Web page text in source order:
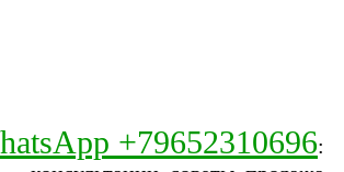
+79652310696: